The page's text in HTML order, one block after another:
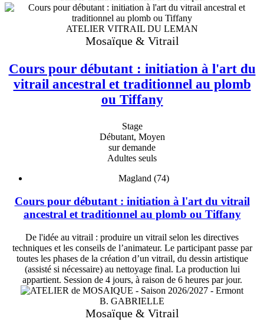
ATELIER VITRAIL DU LEMAN
Mosaïque & Vitrail
Cours pour débutant : initiation à l'art du
vitrail ancestral et traditionnel au plomb
ou Tiffany
Stage
Débutant, Moyen
sur demande
Adultes seuls
Magland (74)
Cours pour débutant : initiation à l'art du vitrail
ancestral et traditionnel au plomb ou Tiffany
De l'idée au vitrail : produire un vitrail selon les directives
techniques et les conseils de l’animateur. Le participant passe par
toutes les phases de la création d’un vitrail, du dessin artistique
(assisté si nécessaire) au nettoyage final. La production lui
appartient. Session de 4 jours, à raison de 6 heures par jour.
B. GABRIELLE
Mosaïque & Vitrail